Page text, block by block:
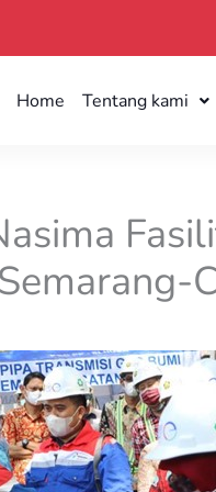
Home Tentang kami